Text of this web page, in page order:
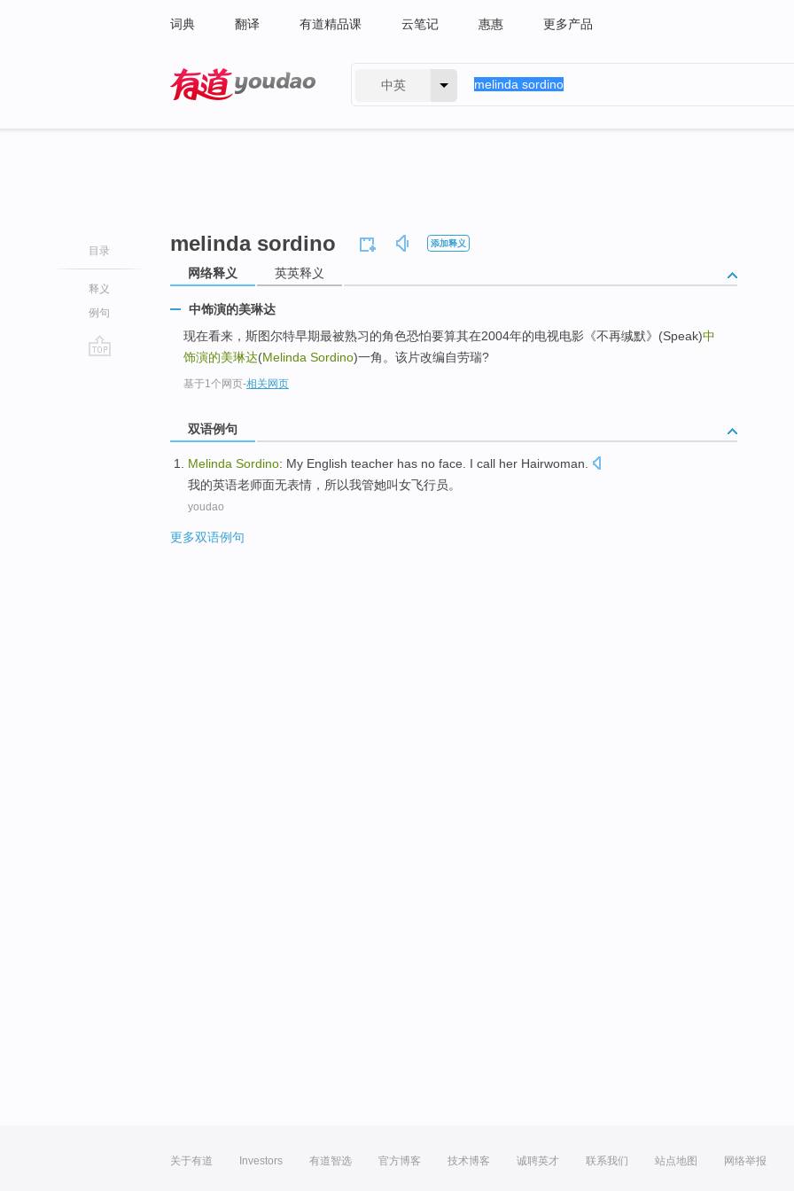
词典 翻译 有道精品课 云笔记 惠惠 更多产品
中英
目录
释义
例句
melinda sordino 添加释义
网络释义 英英释义
中饰演的美琳达
现在看来，斯图尔特早期最被熟习的角色恐怕要算其在2004年的电视电影《不再缄默》(Speak)中
饰演的美琳达(Melinda Sordino)一角。该片改编自劳瑞?
基于1个网页-相关网页
双语例句
Melinda Sordino: My English teacher has no face. I call her Hairwoman.
我的英语老师面无表情 ，所以我管她叫女飞行员。
youdao
更多双语例句
关于有道 Investors 有道智选 官方博客 技术博客 诚聘英才 联系我们 站点地图 网络举报